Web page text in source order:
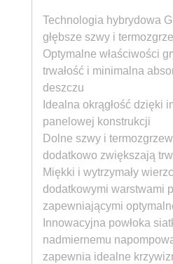
Technologia hybrydowa
głębsze szwy i
Optymalne właściwości
trwałość i minimalna
deszczu
Idealna okrągłość dzięki
panelowej konstrukcji
Dolne szwy i
dodatkowo zwiększają
Miękki i wytrzymały
dodatkowymi warstwami
zapewniającymi
Innowacyjna powłoka
nadmiernemu
zapewnia idealne